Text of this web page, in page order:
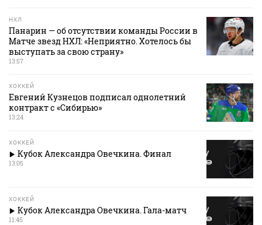
НХЛ
Панарин — об отсутствии команды России в
Матче звезд НХЛ: «Неприятно. Хотелось бы
выступать за свою страну»
13:57
ХОККЕЙ
Евгений Кузнецов подписал однолетний
контракт с «Сибирью»
13:24
ХОККЕЙ
Кубок Александра Овечкина. Финал
13:05
ХОККЕЙ
Кубок Александра Овечкина. Гала-матч
11:45